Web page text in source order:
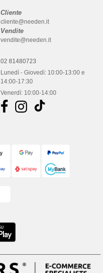
Cliente
cliente@needen.it
Vendite
vendite@needen.it
02 81480723
Lunedì - Giovedì: 10:00-13:00 e
14:00-17:30
Venerdì: 10:00-14:00